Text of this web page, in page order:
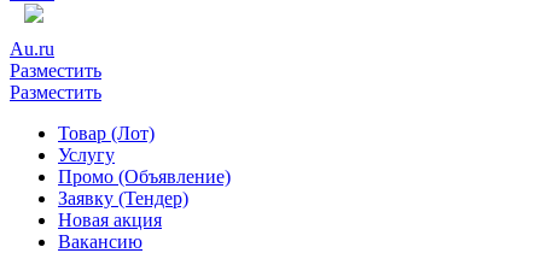
Au.ru
Разместить
Разместить
Товар (Лот)
Услугу
Промо (Объявление)
Заявку (Тендер)
Новая акция
Вакансию